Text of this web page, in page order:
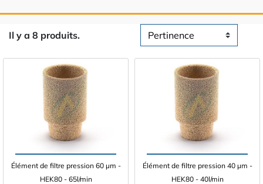
Il y a 8 produits.
Élément de filtre pression 60 µm -
HEK80 - 65l/min
Élément de filtre pression 40 µm -
HEK80 - 40l/min